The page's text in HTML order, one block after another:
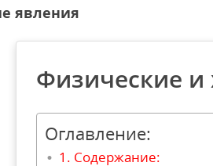
явления
Физические и
Оглавление:
Содержание: